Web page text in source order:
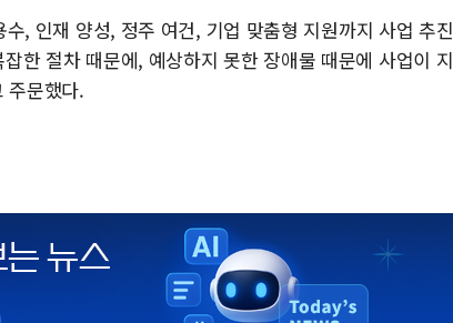
, 인재 양성, 정주 여건, 기업 맞춤형 지원까지 사업 추진
한 절차 때문에, 예상하지 못한 장애물 때문에 사업이 지
주문했다.